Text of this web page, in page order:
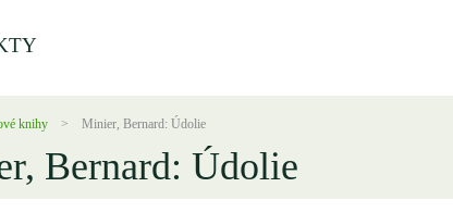
knihy Minier, Bernard: Údolie
Bernard: Údolie